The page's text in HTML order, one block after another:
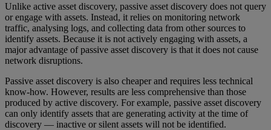
Unlike active asset discovery, passive asset discovery does not query
or engage with assets. Instead, it relies on monitoring network
traffic, analysing logs, and collecting data from other sources to
identify assets. Because it is not actively engaging with assets, a
major advantage of passive asset discovery is that it does not cause
network disruptions.
Passive asset discovery is also cheaper and requires less technical
know-how. However, results are less comprehensive than those
produced by active discovery. For example, passive asset discovery
can only identify assets that are generating activity at the time of
discovery — inactive or silent assets will not be identified.